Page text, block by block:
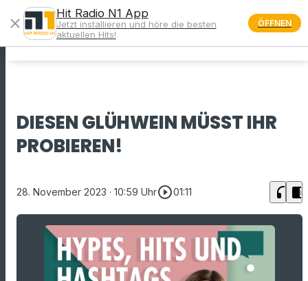
menu
DIESEN GLÜHWEIN MÜSST IHR
PROBIEREN!
28. November 2023 · 10:59 Uhrplay_circle_outline01:11 headphones chrome_reader_mode
close
Hit Radio N1 App
Jetzt installieren und höre die besten
aktuellen Hits!
ÖFFNEN